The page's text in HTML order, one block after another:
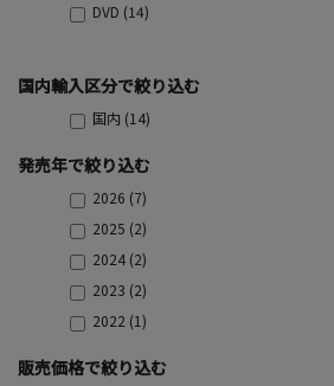
DVD (14)
国内輸入区分で絞り込む
国内 (14)
発売年で絞り込む
2026 (7)
2025 (2)
2024 (2)
2023 (2)
2022 (1)
販売価格で絞り込む